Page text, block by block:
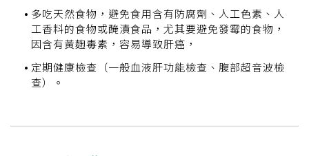
多吃天然食物，避免食用含有防腐劑、人工色素、人
工香料的食物或醃漬食品，尤其要避免發霉的食物，
因含有黃麴毒素，容易導致肝癌，
定期健康檢查（一般血液肝功能檢查、腹部超音波檢
查）。